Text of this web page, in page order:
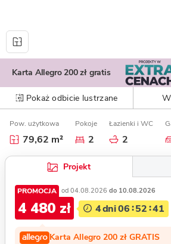
Karta Allegro 200 zł gratis
Pokaż odbicie lustrzane
Pow. użytkowa
79,62 m²
Pokoje
2
Łazienki i WC
2
Projekt
PROMOCJA od 04.08.2026 do 10.08.2026
4dni06 52 40
4 480 zł
Karta Allegro 200 zł GRATIS